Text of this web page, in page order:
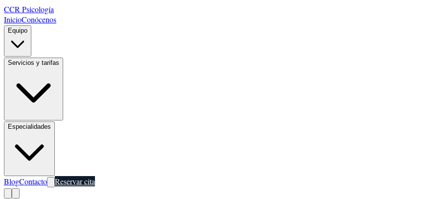
CCR Psicología
InicioConócenos
Equipo
Servicios y tarifas
Especialidades
BlogContacto Reservar cita